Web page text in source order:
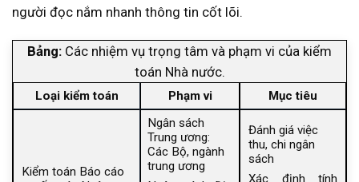
người đọc nắm nhanh thông tin cốt lõi.
Bảng: Các nhiệm vụ trọng tâm và phạm vi của kiểm
toán Nhà nước.
Loại kiểm toán Phạm vi Mục tiêu
Kiểm toán Báo cáo
Ngân sách
Trung ương:
Các Bộ, ngành
trung ương
Đánh giá việc
thu, chi ngân
sách
Xác định tính